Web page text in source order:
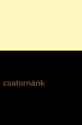
csatornánk